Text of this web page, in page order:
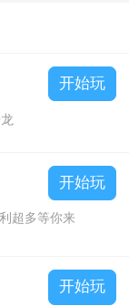
开始玩
超多等你来
开始玩
开始玩